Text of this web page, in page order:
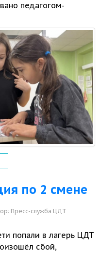
педагогом-
по 2 смене
Пресс-служба ЦДТ
попали в лагерь ЦДТ
сбой,